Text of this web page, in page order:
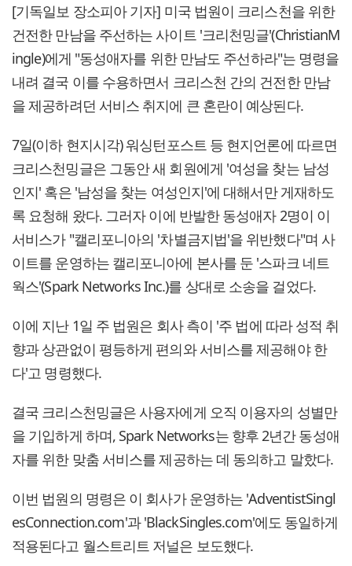
[기독일보 장소피아 기자] 미국 법원이 크리스천을 위한
건전한 만남을 주선하는 사이트 '크리천밍글'(ChristianM
ingle)에게 "동성애자를 위한 만남도 주선하라"는 명령을
내려 결국 이를 수용하면서 크리스천 간의 건전한 만남
을 제공하려던 서비스 취지에 큰 혼란이 예상된다.
7일(이하 현지시각) 워싱턴포스트 등 현지언론에 따르면
크리스천밍글은 그동안 새 회원에게 '여성을 찾는 남성
인지' 혹은 '남성을 찾는 여성인지'에 대해서만 게재하도
록 요청해 왔다. 그러자 이에 반발한 동성애자 2명이 이
서비스가 "캘리포니아의 '차별금지법'을 위반했다"며 사
이트를 운영하는 캘리포니아에 본사를 둔 '스파크 네트
웍스'(Spark Networks Inc.)를 상대로 소송을 걸었다.
이에 지난 1일 주 법원은 회사 측이 '주 법에 따라 성적 취
향과 상관없이 평등하게 편의와 서비스를 제공해야 한
다'고 명령했다.
결국 크리스천밍글은 사용자에게 오직 이용자의 성별만
을 기입하게 하며, Spark Networks는 향후 2년간 동성애
자를 위한 맞춤 서비스를 제공하는 데 동의하고 말핬다.
이번 법원의 명령은 이 회사가 운영하는 'AdventistSingl
esConnection.com'과 'BlackSingles.com'에도 동일하게
적용된다고 월스트리트 저널은 보도했다.